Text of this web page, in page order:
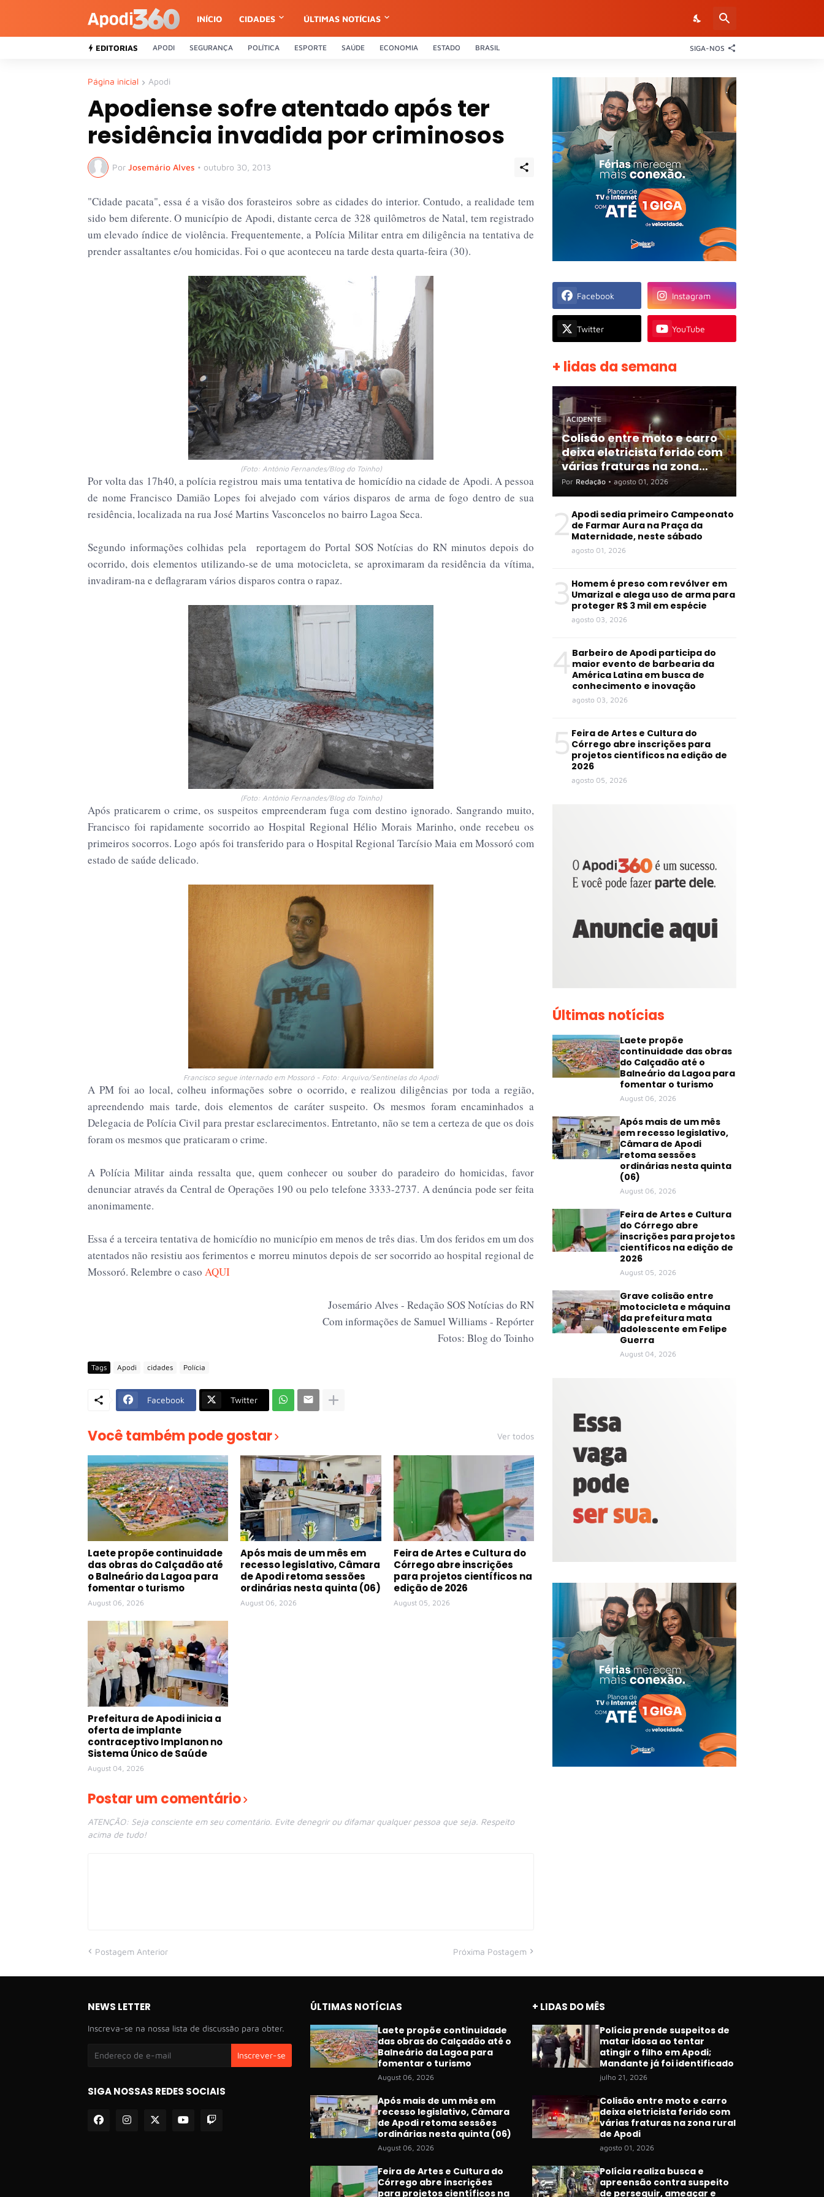
INÍCIO CIDADES ÚLTIMAS NOTÍCIAS
EDITORIAS APODI SEGURANÇA POLÍTICA ESPORTE SAÚDE ECONOMIA ESTADO BRASIL SIGA-NOS
Página inicial Apodi
Apodiense sofre atentado após ter
residência invadida por criminosos
Por Josemário Alves • outubro 30, 2013
"Cidade pacata", essa é a visão dos forasteiros sobre as cidades do interior. Contudo, a realidade tem
sido bem diferente. O município de Apodi, distante cerca de 328 quilômetros de Natal, tem registrado
um elevado índice de violência. Frequentemente, a Polícia Militar entra em diligência na tentativa de
prender assaltantes e/ou homicidas. Foi o que aconteceu na tarde desta quarta-feira (30).
(Foto: Antônio Fernandes/Blog do Toinho)
Por volta das 17h40, a polícia registrou mais uma tentativa de homicídio na cidade de Apodi. A pessoa
de nome Francisco Damião Lopes foi alvejado com vários disparos de arma de fogo dentro de sua
residência, localizada na rua José Martins Vasconcelos no bairro Lagoa Seca.
Segundo informações colhidas pela reportagem do Portal SOS Notícias do RN minutos depois do
ocorrido, dois elementos utilizando-se de uma motocicleta, se aproximaram da residência da vítima,
invadiram-na e deflagraram vários disparos contra o rapaz.
(Foto: Antônio Fernandes/Blog do Toinho)
Após praticarem o crime, os suspeitos empreenderam fuga com destino ignorado. Sangrando muito,
Francisco foi rapidamente socorrido ao Hospital Regional Hélio Morais Marinho, onde recebeu os
primeiros socorros. Logo após foi transferido para o Hospital Regional Tarcísio Maia em Mossoró com
estado de saúde delicado.
Francisco segue internado em Mossoró - Foto: Arquivo/Sentinelas do Apodi
A PM foi ao local, colheu informações sobre o ocorrido, e realizou diligências por toda a região,
apreendendo mais tarde, dois elementos de caráter suspeito. Os mesmos foram encaminhados a
Delegacia de Polícia Civil para prestar esclarecimentos. Entretanto, não se tem a certeza de que os dois
foram os mesmos que praticaram o crime.
A Polícia Militar ainda ressalta que, quem conhecer ou souber do paradeiro do homicidas, favor
denunciar através da Central de Operações 190 ou pelo telefone 3333-2737. A denúncia pode ser feita
anonimamente.
Essa é a terceira tentativa de homicídio no município em menos de três dias. Um dos feridos em um dos
atentados não resistiu aos ferimentos e morreu minutos depois de ser socorrido ao hospital regional de
Mossoró. Relembre o caso AQUI
Josemário Alves - Redação SOS Notícias do RN
Com informações de Samuel Williams - Repórter
Fotos: Blog do Toinho
Tags Apodi cidades Polícia
Facebook Twitter
Você também pode gostar Ver todos
Laete propõe continuidade
das obras do Calçadão até
o Balneário da Lagoa para
fomentar o turismo
August 06, 2026
Após mais de um mês em
recesso legislativo, Câmara
de Apodi retoma sessões
ordinárias nesta quinta (06)
August 06, 2026
Feira de Artes e Cultura do
Córrego abre inscrições
para projetos científicos na
edição de 2026
August 05, 2026
Prefeitura de Apodi inicia a
oferta de implante
contraceptivo Implanon no
Sistema Único de Saúde
August 04, 2026
Postar um comentário
ATENÇÃO: Seja consciente em seu comentário. Evite denegrir ou difamar qualquer pessoa que seja. Respeito
acima de tudo!
Postagem Anterior Próxima Postagem
Facebook Instagram
Twitter YouTube
+ lidas da semana
ACIDENTE
Colisão entre moto e carro
deixa eletricista ferido com
várias fraturas na zona
rural de Apodi
Por Redação • agosto 01, 2026
2 Apodi sedia primeiro Campeonato
de Farmar Aura na Praça da
Maternidade, neste sábado
agosto 01, 2026
3 Homem é preso com revólver em
Umarizal e alega uso de arma para
proteger R$ 3 mil em espécie
agosto 03, 2026
4 Barbeiro de Apodi participa do
maior evento de barbearia da
América Latina em busca de
conhecimento e inovação
agosto 03, 2026
5 Feira de Artes e Cultura do
Córrego abre inscrições para
projetos científicos na edição de
2026
agosto 05, 2026
Últimas notícias
Laete propõe
continuidade das obras
do Calçadão até o
Balneário da Lagoa para
fomentar o turismo
August 06, 2026
Após mais de um mês
em recesso legislativo,
Câmara de Apodi
retoma sessões
ordinárias nesta quinta
(06)
August 06, 2026
Feira de Artes e Cultura
do Córrego abre
inscrições para projetos
científicos na edição de
2026
August 05, 2026
Grave colisão entre
motocicleta e máquina
da prefeitura mata
adolescente em Felipe
Guerra
August 04, 2026
NEWS LETTER
Inscreva-se na nossa lista de discussão para obter.
SIGA NOSSAS REDES SOCIAIS
ÚLTIMAS NOTÍCIAS
Laete propõe continuidade
das obras do Calçadão até o
Balneário da Lagoa para
fomentar o turismo
August 06, 2026
Após mais de um mês em
recesso legislativo, Câmara
de Apodi retoma sessões
ordinárias nesta quinta (06)
August 06, 2026
Feira de Artes e Cultura do
Córrego abre inscrições
para projetos científicos na
+ LIDAS DO MÊS
Polícia prende suspeitos de
matar idosa ao tentar
atingir o filho em Apodi;
Mandante já foi identificado
julho 21, 2026
Colisão entre moto e carro
deixa eletricista ferido com
várias fraturas na zona rural
de Apodi
agosto 01, 2026
Polícia realiza busca e
apreensão contra suspeito
de perseguir, ameaçar e